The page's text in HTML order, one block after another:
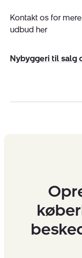
Kontakt os for
udbud her
Nybyggeri til salg